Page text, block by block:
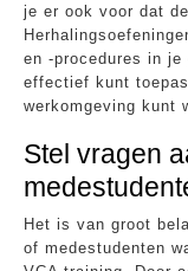
je er ook voor dat
en -procedures in je
effectief kunt
werkomgeving kunt
Stel vragen
Het is van groot
of medestudenten